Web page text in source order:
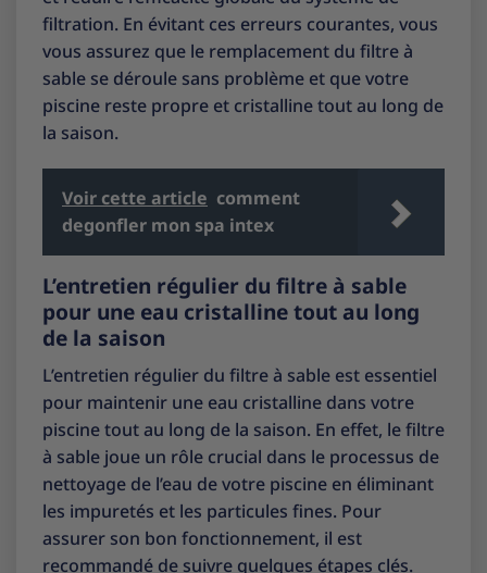
filtration. En évitant ces erreurs courantes, vous
vous assurez que le remplacement du filtre à
sable se déroule sans problème et que votre
piscine reste propre et cristalline tout au long de
la saison.
Voir cette article comment
degonfler mon spa intex
L’entretien régulier du filtre à sable
pour une eau cristalline tout au long
de la saison
L’entretien régulier du filtre à sable est essentiel
pour maintenir une eau cristalline dans votre
piscine tout au long de la saison. En effet, le filtre
à sable joue un rôle crucial dans le processus de
nettoyage de l’eau de votre piscine en éliminant
les impuretés et les particules fines. Pour
assurer son bon fonctionnement, il est
recommandé de suivre quelques étapes clés.